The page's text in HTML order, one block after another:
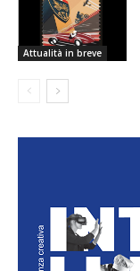
Attualità in breve